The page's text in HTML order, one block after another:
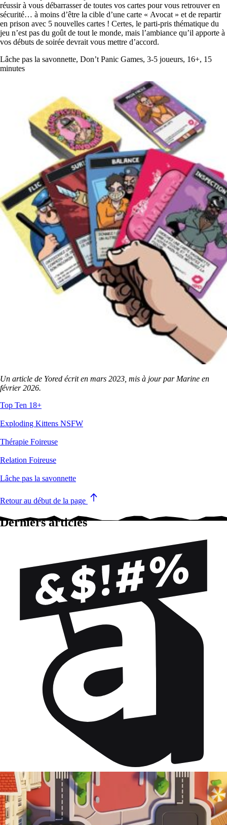
réussir à vous débarrasser de toutes vos cartes pour vous retrouver en
sécurité… à moins d’être la cible d’une carte « Avocat » et de repartir
en prison avec 5 nouvelles cartes ! Certes, le parti-pris thématique du
jeu n’est pas du goût de tout le monde, mais l’ambiance qu’il apporte à
vos débuts de soirée devrait vous mettre d’accord.
Lâche pas la savonnette, Don’t Panic Games, 3-5 joueurs, 16+, 15
minutes
Un article de Yored écrit en mars 2023, mis à jour par Marine en
février 2026.
Top Ten 18+
Exploding Kittens NSFW
Thérapie Foireuse
Relation Foireuse
Lâche pas la savonnette
Retour au début de la page
Derniers articles